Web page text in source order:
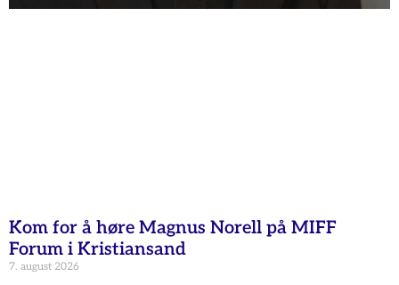
Kom for å høre Magnus Norell på MIFF
Forum i Kristiansand
7. august 2026